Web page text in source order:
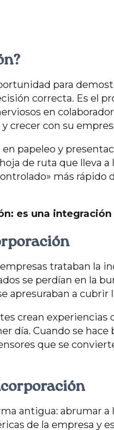
para
correcta. Es el
en
crecer con su
papeleo y
de ruta que lleva a
más rápido
es una
trataban la
se perdían en la
apresuraban a cubrir
crean experiencias
día. Cuando se hace
que se
antigua: abrumar a
de la empresa y